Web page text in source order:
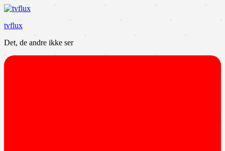
Videre
indhold
tvflux
Det, de andre ikke ser